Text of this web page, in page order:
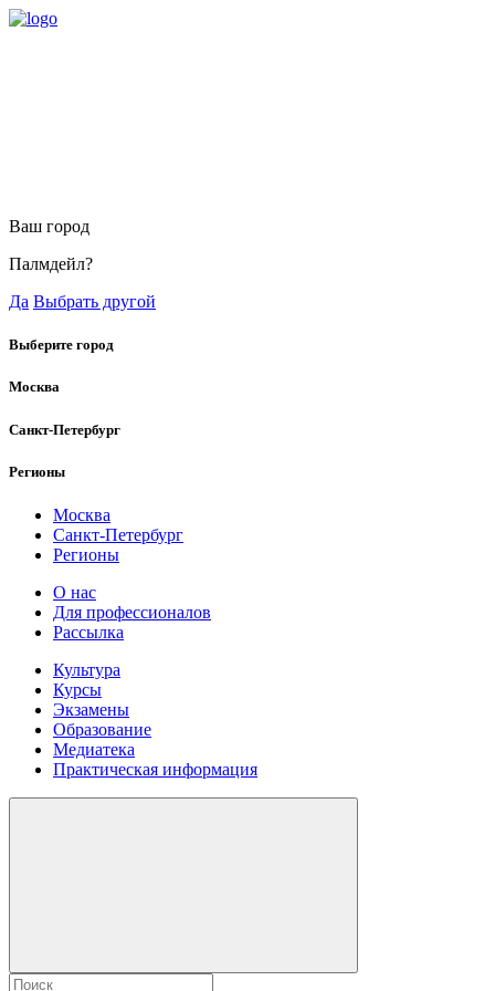
Ваш город
Палмдейл?
Да Выбрать другой
Выберите город
Москва
Санкт-Петербург
Регионы
Москва
Санкт-Петербург
Регионы
О нас
Для профессионалов
Рассылка
Культура
Курсы
Экзамены
Образование
Медиатека
Практическая информация